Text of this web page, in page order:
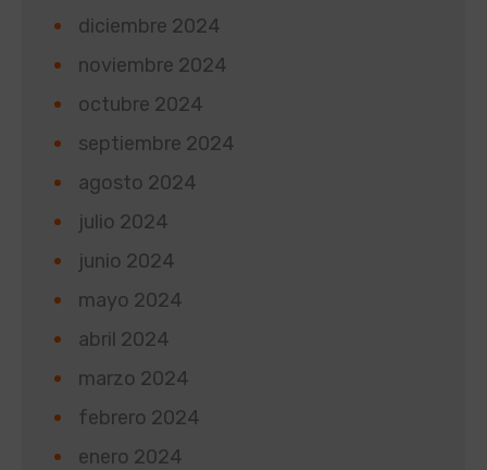
diciembre 2024
noviembre 2024
octubre 2024
septiembre 2024
agosto 2024
julio 2024
junio 2024
mayo 2024
abril 2024
marzo 2024
febrero 2024
enero 2024